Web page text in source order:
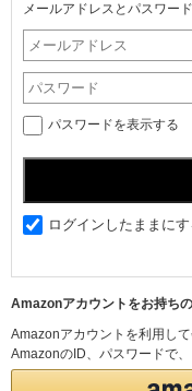
メールアドレスとパスワー
パスワードを表示する
ログインしたままにす
Amazonアカウントをお持ち
Amazonアカウントを利用し
AmazonのID、パスワードで